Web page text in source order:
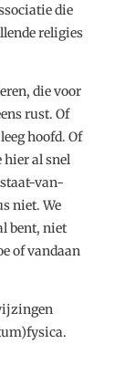
die
religies
die voor
rust. Of
hoofd. Of
hier al snel
van-
niet. We
bent, niet
of vandaan